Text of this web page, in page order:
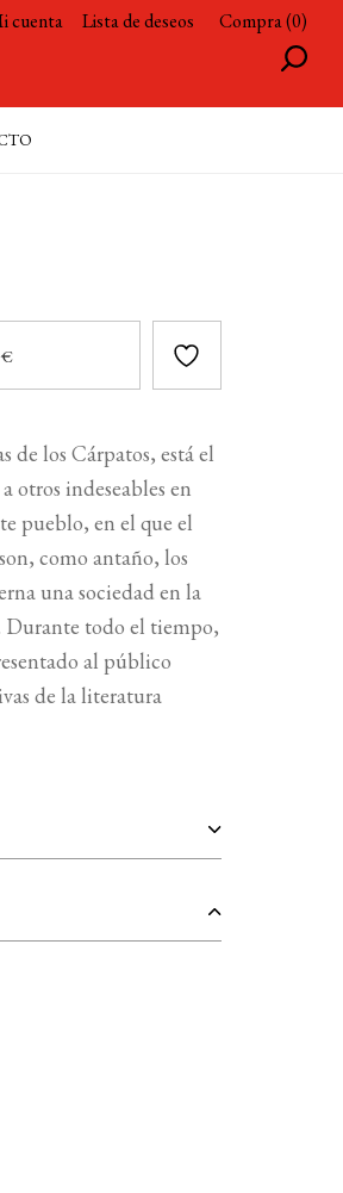
cuenta Lista de deseos Compra (0)
de los Cárpatos, está el
otros indeseables en
pueblo, en el que el
como antaño, los
una sociedad en la
Durante todo el tiempo,
al público
de la literatura